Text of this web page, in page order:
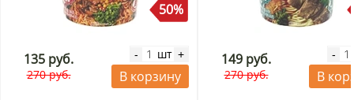
50%
135 руб.
270 руб.
- шт +
В корзину
149 руб.
270 руб.
-
В